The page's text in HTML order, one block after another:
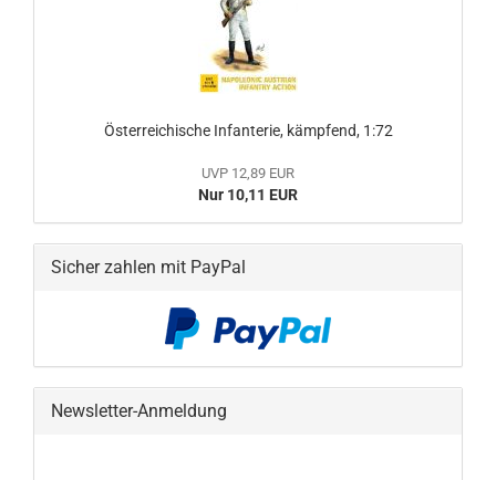
Österreichische Infanterie, kämpfend, 1:72
UVP 12,89 EUR
Nur 10,11 EUR
Sicher zahlen mit PayPal
Newsletter-Anmeldung